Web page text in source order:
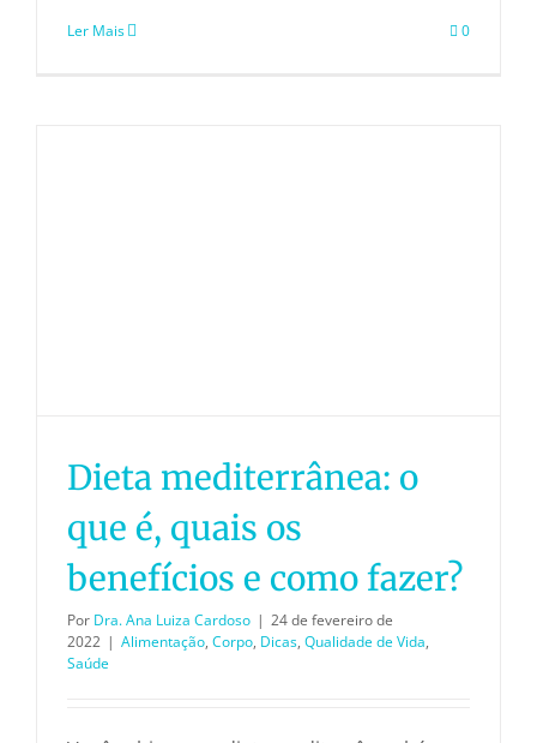
Ler Mais 0
Dieta mediterrânea: o
que é, quais os
benefícios e como fazer?
Por Dra. Ana Luiza Cardoso | 24 de fevereiro de
2022 | Alimentação, Corpo, Dicas, Qualidade de Vida,
Saúde